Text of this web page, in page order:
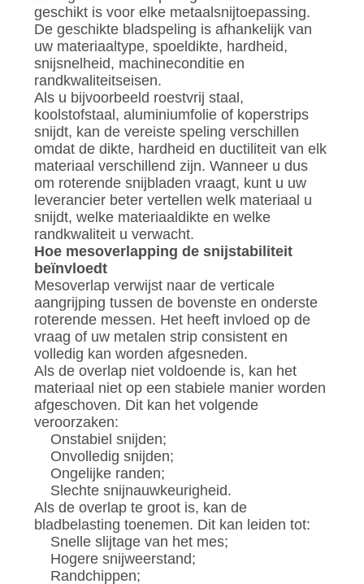
geschikt is voor elke metaalsnijtoepassing.
De geschikte bladspeling is afhankelijk van
uw materiaaltype, spoeldikte, hardheid,
snijsnelheid, machineconditie en
randkwaliteitseisen.
Als u bijvoorbeeld roestvrij staal,
koolstofstaal, aluminiumfolie of koperstrips
snijdt, kan de vereiste speling verschillen
omdat de dikte, hardheid en ductiliteit van elk
materiaal verschillend zijn. Wanneer u dus
om roterende snijbladen vraagt, kunt u uw
leverancier beter vertellen welk materiaal u
snijdt, welke materiaaldikte en welke
randkwaliteit u verwacht.
Hoe mesoverlapping de snijstabiliteit
beïnvloedt
Mesoverlap verwijst naar de verticale
aangrijping tussen de bovenste en onderste
roterende messen. Het heeft invloed op de
vraag of uw metalen strip consistent en
volledig kan worden afgesneden.
Als de overlap niet voldoende is, kan het
materiaal niet op een stabiele manier worden
afgeschoven. Dit kan het volgende
veroorzaken:
Onstabiel snijden;
Onvolledig snijden;
Ongelijke randen;
Slechte snijnauwkeurigheid.
Als de overlap te groot is, kan de
bladbelasting toenemen. Dit kan leiden tot:
Snelle slijtage van het mes;
Hogere snijweerstand;
Randchippen;